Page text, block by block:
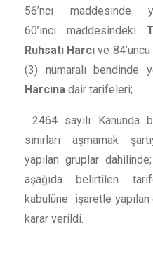
56’ncı
60’ıncı maddesindeki
Ruhsatı Harcı ve
(3) numaralı bendinde
Harcına dair tarifeleri;
2464 sayılı
sınırları aşmamak
yapılan gruplar
aşağıda belirtilen
kabulüne işaretle
karar verildi.